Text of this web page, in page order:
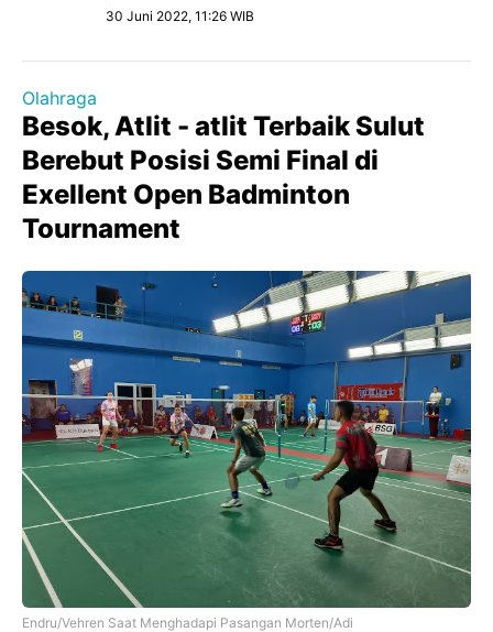
30 Juni 2022, 11:26 WIB
Olahraga
Besok, Atlit - atlit Terbaik Sulut
Berebut Posisi Semi Final di
Exellent Open Badminton
Tournament
Endru/Vehren Saat Menghadapi Pasangan Morten/Adi